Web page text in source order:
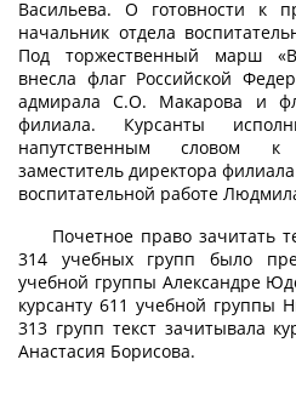
Васильева. О готовности к
начальник отдела
Под торжественный марш
внесла флаг Российской
адмирала С.О. Макарова и
филиала. Курсанты
напутственным словом к
заместитель директора
воспитательной работе
Почетное право зачитать
314 учебных групп было
учебной группы Александре
курсанту 611 учебной группы
313 групп текст зачитывала
Анастасия Борисова.